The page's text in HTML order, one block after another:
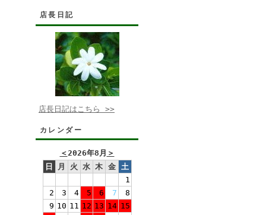
店長日記
店長日記はこちら >>
カレンダー
＜2026年8月 ＞
日
月 火 水 木 金
土
1
2
3 4 5 6 7
8
9 10 11 12 13 14 15